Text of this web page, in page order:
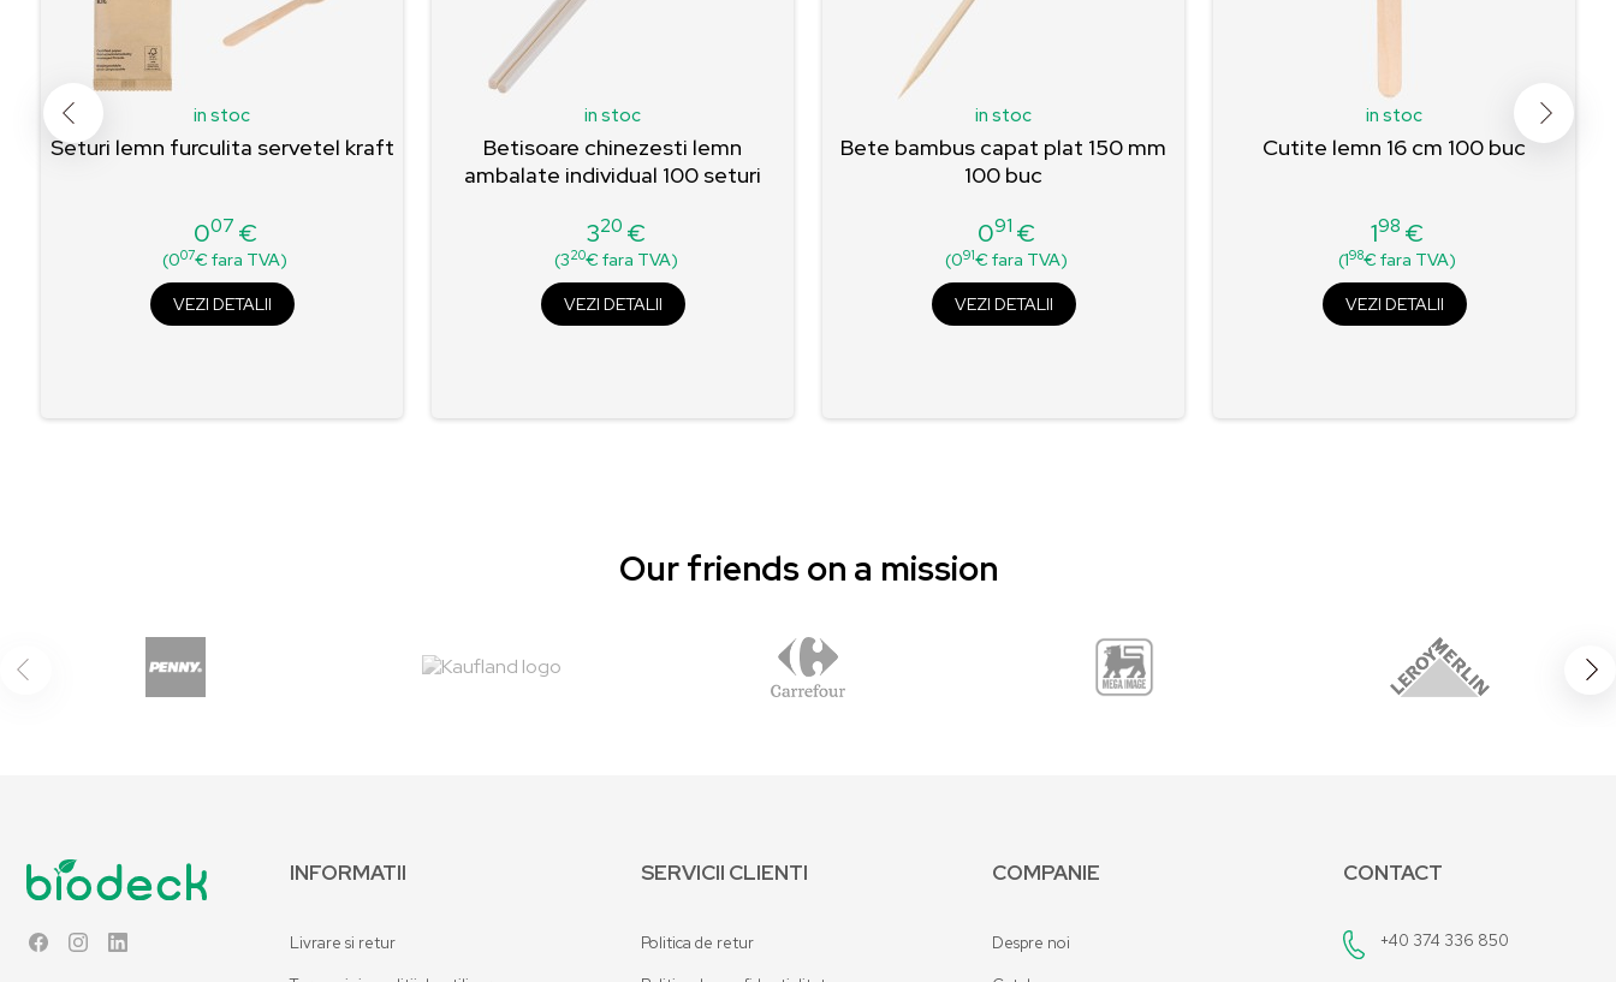
in stoc
Seturi lemn furculita servetel kraft
Pret
007 €
(007€ fara TVA)
VEZI DETALII
in stoc
Betisoare chinezesti lemn
ambalate individual 100 seturi
Pret
320 €
(320€ fara TVA)
VEZI DETALII
in stoc
Bete bambus capat plat 150 mm
100 buc
Pret
091 €
(091€ fara TVA)
VEZI DETALII
in stoc
Cutite lemn 16 cm 100 buc
Pret
198 €
(198€ fara TVA)
VEZI DETALII
Our friends on a mission
FacebookInstagram
INFORMATII
Livrare si retur
SERVICII CLIENTI
Politica de retur
COMPANIE
Despre noi
CONTACT
+40 374 336 850